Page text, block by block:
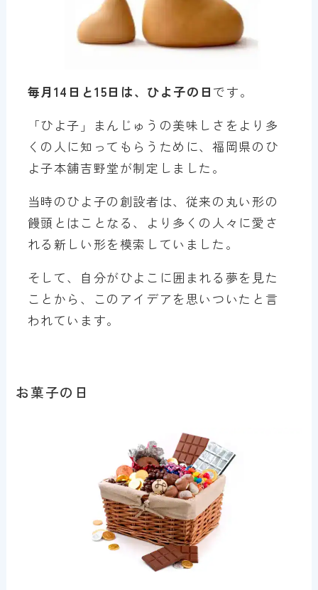
毎月14日と15日は、ひよ子の日 です。
「ひよ子」まんじゅうの美味しさをより多
くの人に知ってもらうために、福岡県のひ
よ子本舗吉野堂が制定しました。
当時のひよ子の創設者は、従来の丸い形の
饅頭とはことなる、より多くの人々に愛さ
れる新しい形を模索していました。
そして、自分がひよこに囲まれる夢を見た
ことから、このアイデアを思いついたと言
われています。
お菓子の日